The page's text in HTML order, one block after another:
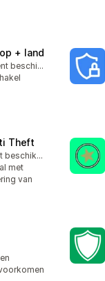
+ land
Gratis abonnement beschikbaar
Theft
Gratis abonnement beschikbaar
met
van